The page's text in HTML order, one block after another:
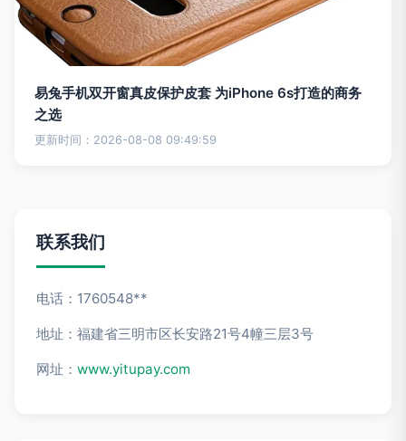
易兔手机双开窗真皮保护皮套 为iPhone 6s打造的商务
之选
更新时间：2026-08-08 09:49:59
联系我们
电话：1760548**
地址：福建省三明市区长安路21号4幢三层3号
网址： www.yitupay.com